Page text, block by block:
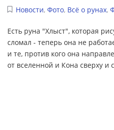
Новости, Фото, Всё о рунах,
Есть руна "Хлыст", которая
сломал - теперь она не
и те, против кого она
от вселенной и Кона сверху и